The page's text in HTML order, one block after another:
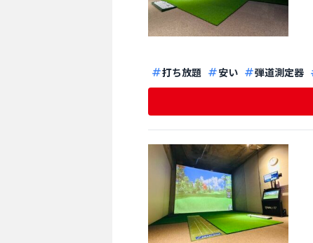
打ち放題
安い 弾道測定器